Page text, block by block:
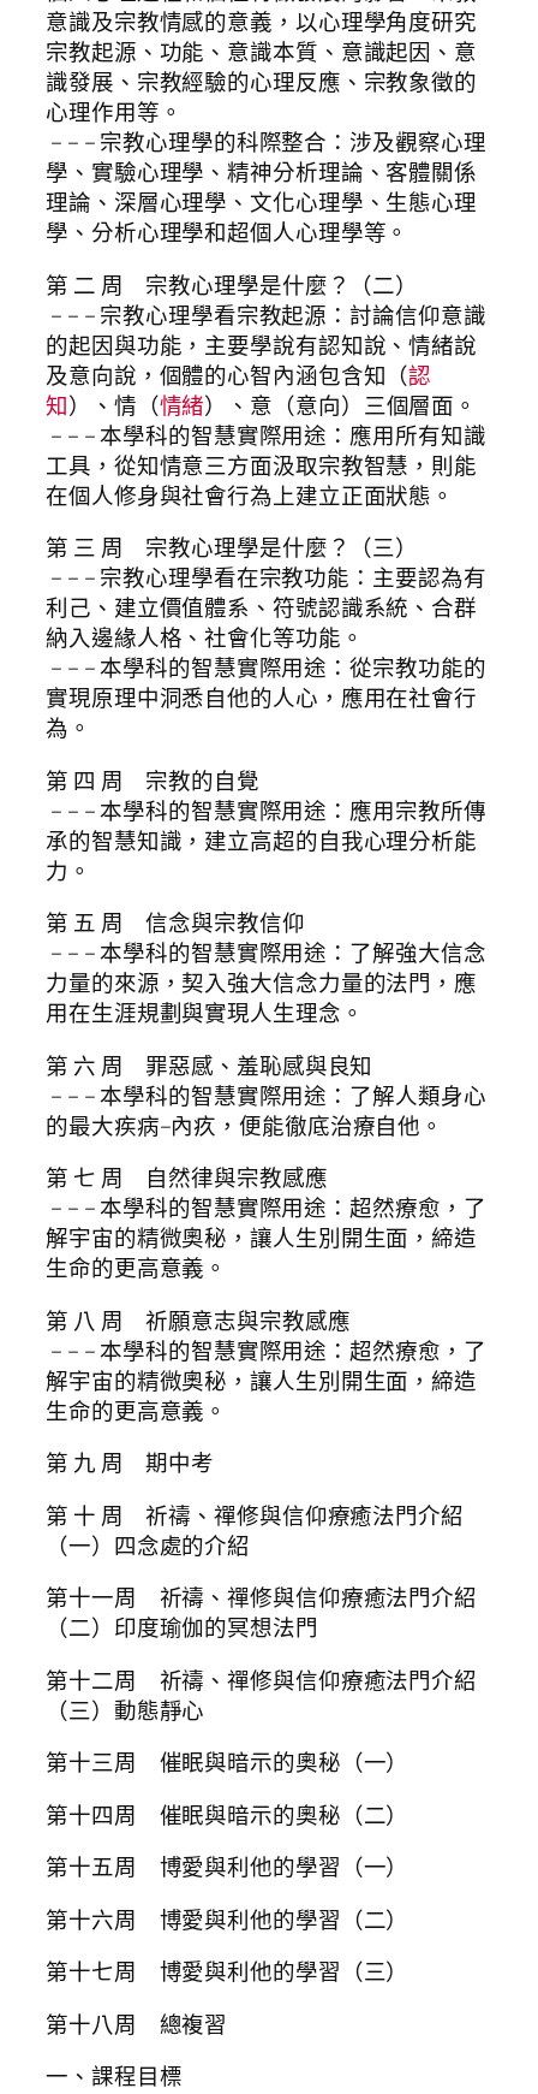
意識及宗教情感的意義，以心理學角度研究
宗教起源、功能、意識本質、意識起因、意
識發展、宗教經驗的心理反應、宗教象徵的
心理作用等。
– – – 宗教心理學的科際整合：涉及觀察心理
學、實驗心理學、精神分析理論、客體關係
理論、深層心理學、文化心理學、生態心理
學、分析心理學和超個人心理學等。
第 二 周 宗教心理學是什麼？（二）
– – – 宗教心理學看宗教起源：討論信仰意識
的起因與功能，主要學說有認知說、情緒說
及意向說，個體的心智內涵包含知（認
知）、情（情緒）、意（意向）三個層面。
– – – 本學科的智慧實際用途：應用所有知識
工具，從知情意三方面汲取宗教智慧，則能
在個人修身與社會行為上建立正面狀態。
第 三 周 宗教心理學是什麼？（三）
– – – 宗教心理學看在宗教功能：主要認為有
利己、建立價值體系、符號認識系統、合群
納入邊緣人格、社會化等功能。
– – – 本學科的智慧實際用途：從宗教功能的
實現原理中洞悉自他的人心，應用在社會行
為。
第 四 周 宗教的自覺
– – – 本學科的智慧實際用途：應用宗教所傳
承的智慧知識，建立高超的自我心理分析能
力。
第 五 周 信念與宗教信仰
– – – 本學科的智慧實際用途：了解強大信念
力量的來源，契入強大信念力量的法門，應
用在生涯規劃與實現人生理念。
第 六 周 罪惡感、羞恥感與良知
– – – 本學科的智慧實際用途：了解人類身心
的最大疾病–內疚，便能徹底治療自他。
第 七 周 自然律與宗教感應
– – – 本學科的智慧實際用途：超然療愈，了
解宇宙的精微奧秘，讓人生別開生面，締造
生命的更高意義。
第 八 周 祈願意志與宗教感應
– – – 本學科的智慧實際用途：超然療愈，了
解宇宙的精微奧秘，讓人生別開生面，締造
生命的更高意義。
第 九 周 期中考
第 十 周 祈禱、禪修與信仰療癒法門介紹
（一）四念處的介紹
第十一周 祈禱、禪修與信仰療癒法門介紹
（二）印度瑜伽的冥想法門
第十二周 祈禱、禪修與信仰療癒法門介紹
（三）動態靜心
第十三周 催眠與暗示的奧秘（一）
第十四周 催眠與暗示的奧秘（二）
第十五周 博愛與利他的學習（一）
第十六周 博愛與利他的學習（二）
第十七周 博愛與利他的學習（三）
第十八周 總複習
一、課程目標